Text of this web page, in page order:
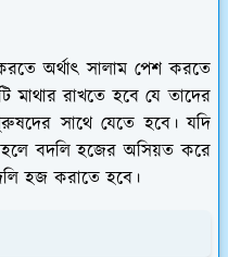
অর্থাৎ সালাম পেশ করতে
মাথার রাখতে হবে যে তাদের
সাথে যেতে হবে। যদি
বদলি হজের অসিয়ত করে
হজ করাতে হবে।